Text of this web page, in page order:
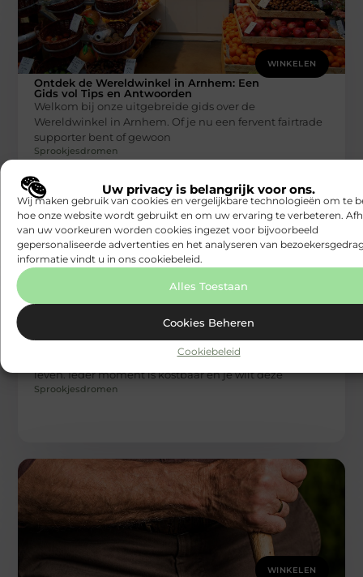
Uw privacy is belangrijk voor ons.
Wij maken gebruik van cookies en vergelijkbare technologieën om te
hoe onze website wordt gebruikt en om uw ervaring te verbeteren.
van uw voorkeuren worden cookies ingezet voor bijvoorbeeld
gepersonaliseerde advertenties en het analyseren van
informatie vindt u in ons cookiebeleid.
Alles Toestaan
Cookies Beheren
Cookiebeleid
WINKELEN
Ontdek de Wereldwinkel in Arnhem: Een
Gids vol Tips en Antwoorden
Welkom bij onze uitgebreide gids over de
Wereldwinkel in Arnhem. Of je nu een fervent fairtrade
supporter bent of gewoon
Sprookjesdromen
Trouwfotograaf in Zaanstad
Een trouwdag is een van de meest speciale dagen in je
leven. Ieder moment is kostbaar en je wilt deze
Sprookjesdromen
WINKELEN